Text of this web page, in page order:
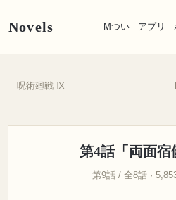
Novels Mつい アプリ
呪術廻戦 Ⅸ
第4話「両面宿
第9話 / 全8話 ·